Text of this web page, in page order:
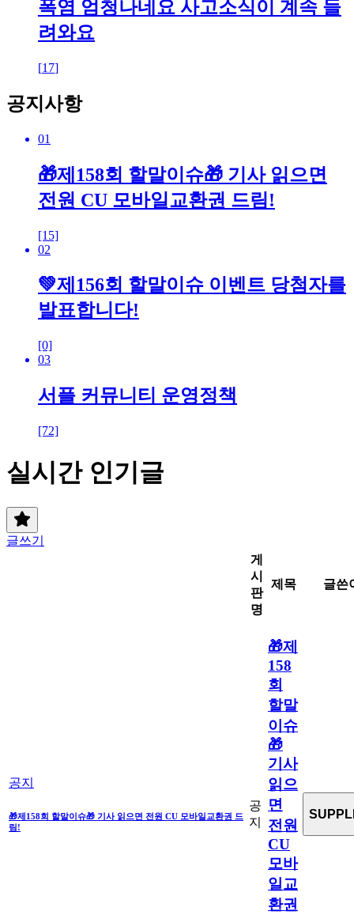
폭염 엄청나네요 사고소식이 계속 들
려와요
[17]
공지사항
01
🎁제158회 할말이슈🎁 기사 읽으면
전원 CU 모바일교환권 드림!
[15]
02
💚제156회 할말이슈 이벤트 당첨자를
발표합니다!
[0]
03
서플 커뮤니티 운영정책
[72]
실시간 인기글
글쓰기
게
시
판
명
제목 글쓴
공지
🎁제158회 할말이슈🎁 기사 읽으면 전원 CU 모바일교환권 드
림!
공
지
🎁제
158
회
할말
이슈
🎁
기사
읽으
면
전원
CU
모바
일교
환권